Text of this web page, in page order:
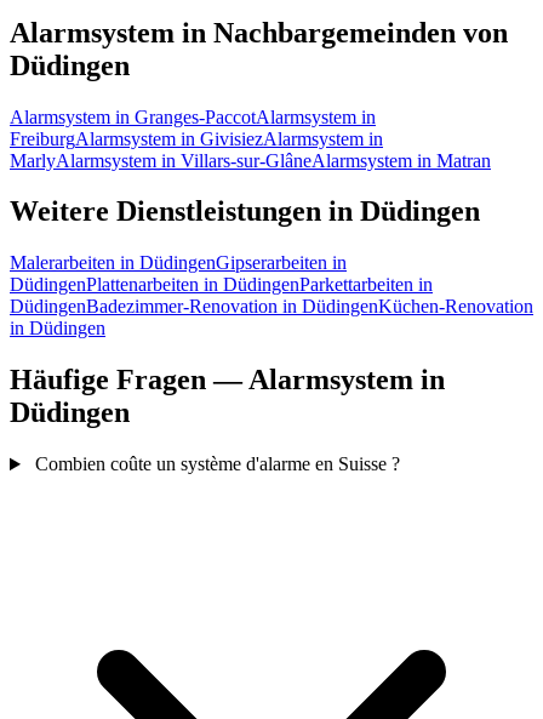
Alarmsystem in Nachbargemeinden von
Düdingen
Alarmsystem in Granges-PaccotAlarmsystem in
FreiburgAlarmsystem in GivisiezAlarmsystem in
MarlyAlarmsystem in Villars-sur-GlâneAlarmsystem in Matran
Weitere Dienstleistungen in Düdingen
Malerarbeiten in DüdingenGipserarbeiten in
DüdingenPlattenarbeiten in DüdingenParkettarbeiten in
DüdingenBadezimmer-Renovation in DüdingenKüchen-Renovation
in Düdingen
Häufige Fragen — Alarmsystem in
Düdingen
Combien coûte un système d'alarme en Suisse ?